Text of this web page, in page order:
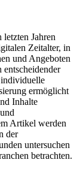
Jahren
Zeitalter, in
und Angeboten
individuelle
ermöglicht
Inhalte
Artikel werden
der
untersuchen
betrachten.